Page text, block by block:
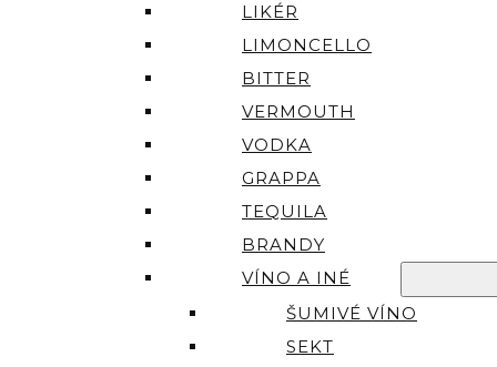
LIKÉR
LIMONCELLO
BITTER
VERMOUTH
VODKA
GRAPPA
TEQUILA
BRANDY
VÍNO A INÉ
ŠUMIVÉ VÍNO
SEKT